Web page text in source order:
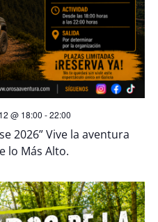
d
a
y
v
i
s
e
E
v
t
2026” Vive la aventura
lo Más Alto.
@ 18:00 -22:00